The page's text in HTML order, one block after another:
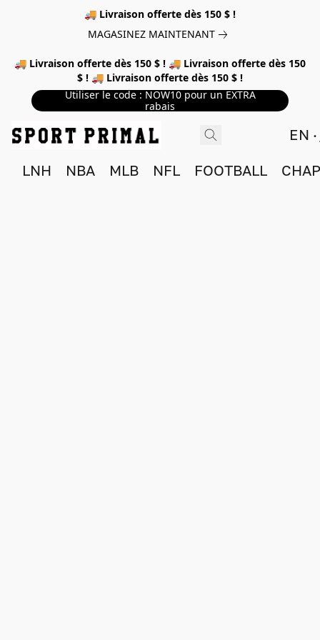
🚚 Livraison offerte dès 150 $ !
MAGASINEZ MAINTENANT
🚚 Livraison offerte dès 150 $ ! 🚚 Livraison offerte dès 150
$ ! 🚚 Livraison offerte dès 150 $ !
Utiliser le code : NOW10 pour un EXTRA
rabais
EN
LNH NBA MLB NFL FOOTBALL